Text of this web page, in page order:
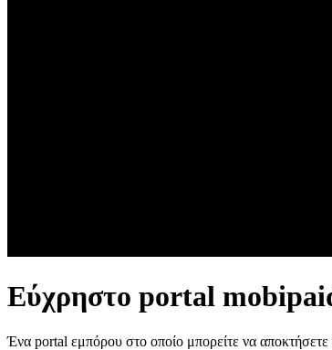
Εύχρηστο portal
Ένα portal εμπόρου στο οποίο μπορείτε να